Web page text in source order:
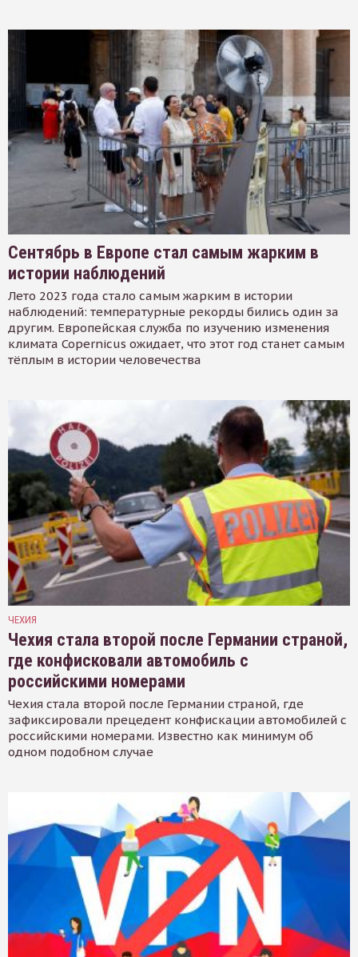
Сентябрь в Европе стал самым жарким в
истории наблюдений
Лето 2023 года стало самым жарким в истории
наблюдений: температурные рекорды бились один за
другим. Европейская служба по изучению изменения
климата Copernicus ожидает, что этот год станет самым
тёплым в истории человечества
ЧЕХИЯ
Чехия стала второй после Германии страной,
где конфисковали автомобиль с
российскими номерами
Чехия стала второй после Германии страной, где
зафиксировали прецедент конфискации автомобилей с
российскими номерами. Известно как минимум об
одном подобном случае